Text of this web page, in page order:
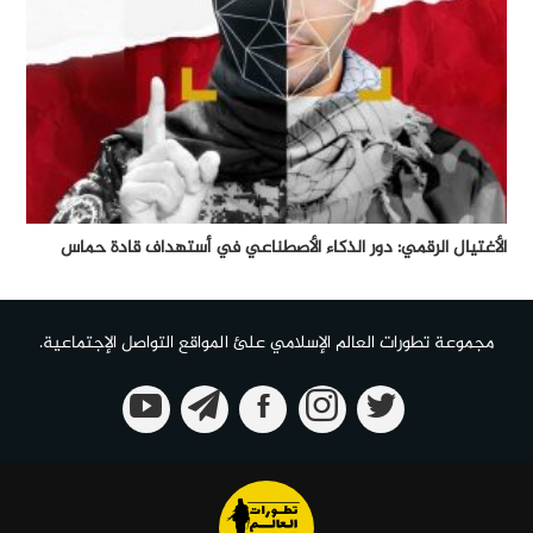
الأغتيال الرقمي: دور الذكاء الأصطناعي في أستهداف قادة حماس
مجموعة تطورات العالم الإسلامي علئ المواقع التواصل الإجتماعية.